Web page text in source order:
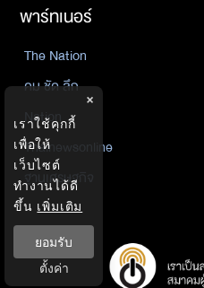
พาร์ทเนอร์
The Nation
คม ชัด ลึก
Nation
Thainewsonline
ฐานเศรษฐกิจ
×
เราใช้คุกกี้
เพื่อให้
เว็บไซต์
ทำงานได้ดี
ขึ้น เพิ่มเติม
ยอมรับ
ตั้งค่า